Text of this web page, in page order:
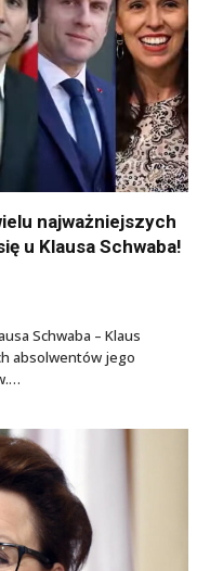
najważniejszych
u Klausa Schwaba!
Schwaba – Klaus
absolwentów jego